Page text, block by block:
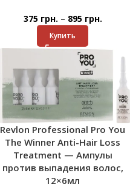
375 грн. – 895 грн.
Купить
Revlon Professional Pro You
The Winner Anti-Hair Loss
Treatment — Ампулы
против выпадения волос,
12×6мл